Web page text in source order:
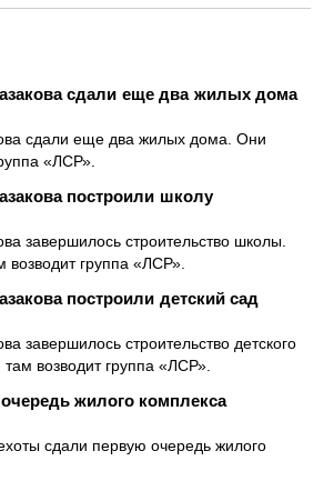
сдали еще два жилых дома
сдали еще два жилых дома. Они
«ЛСР».
построили школу
завершилось строительство школы.
группа «ЛСР».
построили детский сад
завершилось строительство детского
возводит группа «ЛСР».
жилого комплекса
сдали первую очередь жилого